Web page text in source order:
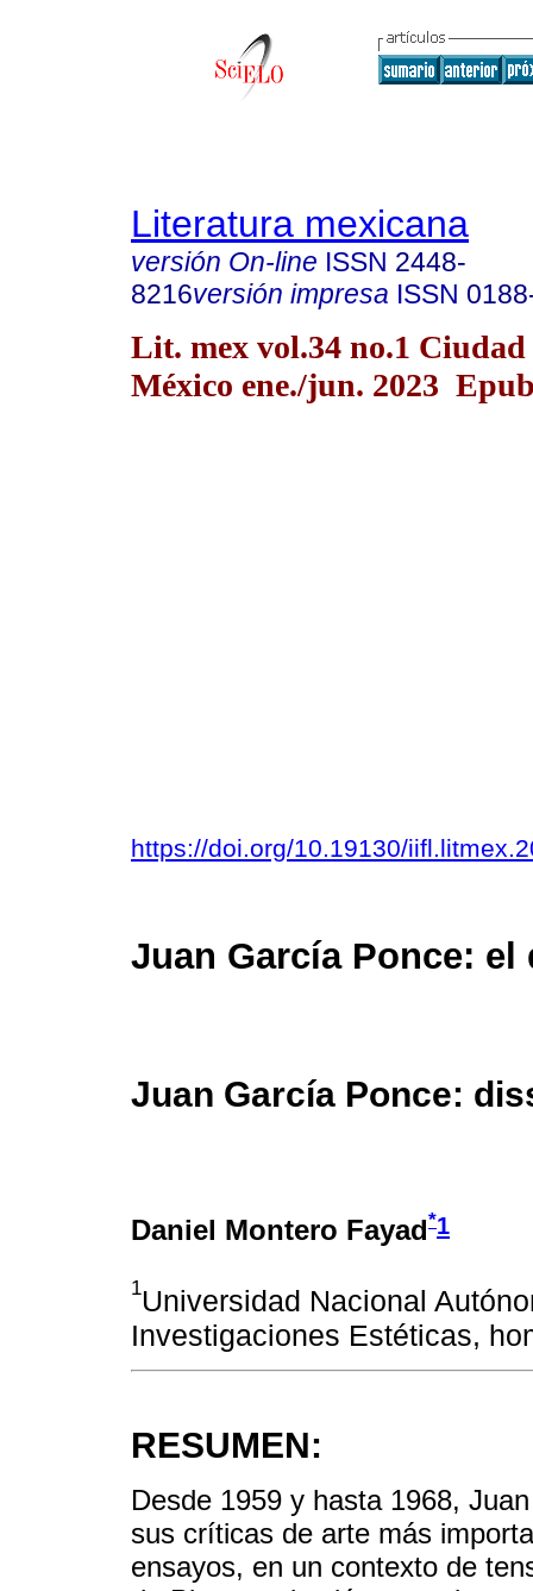
Literatura mexicana
versión On-line ISSN 2448-
8216versión impresa ISSN
Lit. mex vol.34 no.1 Ciudad
México ene./jun. 2023
https://doi.org/10.19130/
Juan García Ponce:
Juan García Ponce:
Daniel Montero Fayad*1
1Universidad Nacional
Investigaciones Estéticas,
RESUMEN:
Desde 1959 y hasta 1968,
sus críticas de arte más
ensayos, en un contexto de